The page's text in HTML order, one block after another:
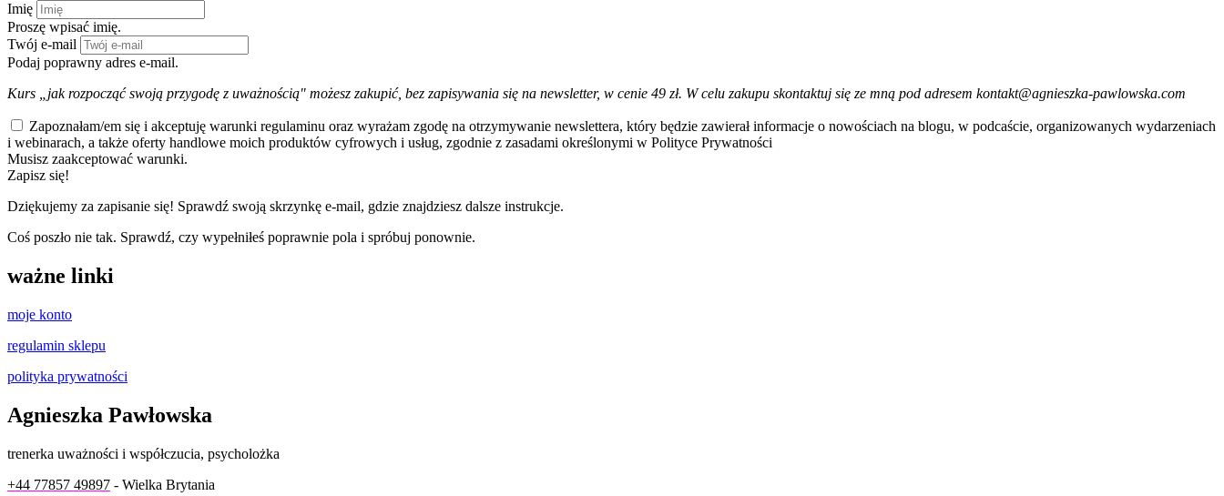
Imię
Proszę wpisać imię.
Twój e-mail
Podaj poprawny adres e-mail.
Kurs „jak rozpocząć swoją przygodę z uważnością" możesz zakupić, bez zapisywania się na newsletter, w cenie 49 zł. W celu zakupu skontaktuj się ze mną pod adresem kontakt@agnieszka-pawlowska.com
Zapoznałam/em się i akceptuję warunki regulaminu oraz wyrażam zgodę na otrzymywanie newslettera, który będzie zawierał informacje o nowościach na blogu, w podcaście, organizowanych wydarzeniach
i webinarach, a także oferty handlowe moich produktów cyfrowych i usług, zgodnie z zasadami określonymi w Polityce Prywatności
Musisz zaakceptować warunki.
Zapisz się!
Dziękujemy za zapisanie się! Sprawdź swoją skrzynkę e-mail, gdzie znajdziesz dalsze instrukcje.
Coś poszło nie tak. Sprawdź, czy wypełniłeś poprawnie pola i spróbuj ponownie.
ważne linki
moje konto
regulamin sklepu
polityka prywatności
Agnieszka Pawłowska
trenerka uważności i współczucia, psycholożka
+44 77857 49897 - Wielka Brytania